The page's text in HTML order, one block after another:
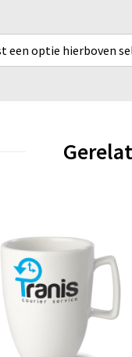
een optie hierboven